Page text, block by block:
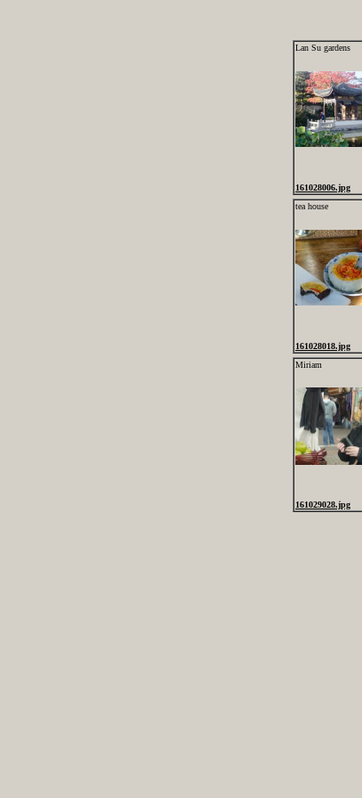
Lan Su gardens
161028006.jpg
tea house
161028018.jpg
Miriam
161029028.jpg